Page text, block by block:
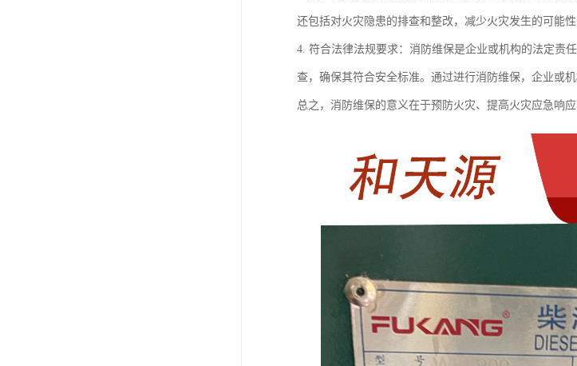
还包括对火灾隐患的排查和整改，减少火灾发生的可能
4. 符合法律法规要求：消防维保是企业或机构的法定责
查，确保其符合安全标准。通过进行消防维保，企业或
总之，消防维保的意义在于预防火灾、提高火灾应急响